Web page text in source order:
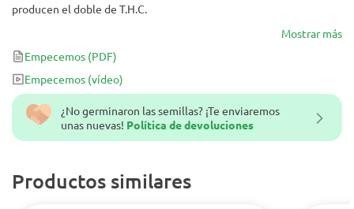
¿No germinaron las semillas? ¡Te enviaremos
unas nuevas! Política de devoluciones
Productos similares
producen el doble de T.H.C.
Mostrar más
Empecemos (PDF)
Empecemos (vídeo)